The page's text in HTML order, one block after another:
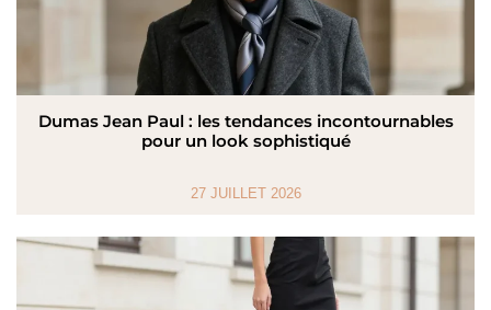
Dumas Jean Paul : les tendances incontournables
pour un look sophistiqué
27 JUILLET 2026